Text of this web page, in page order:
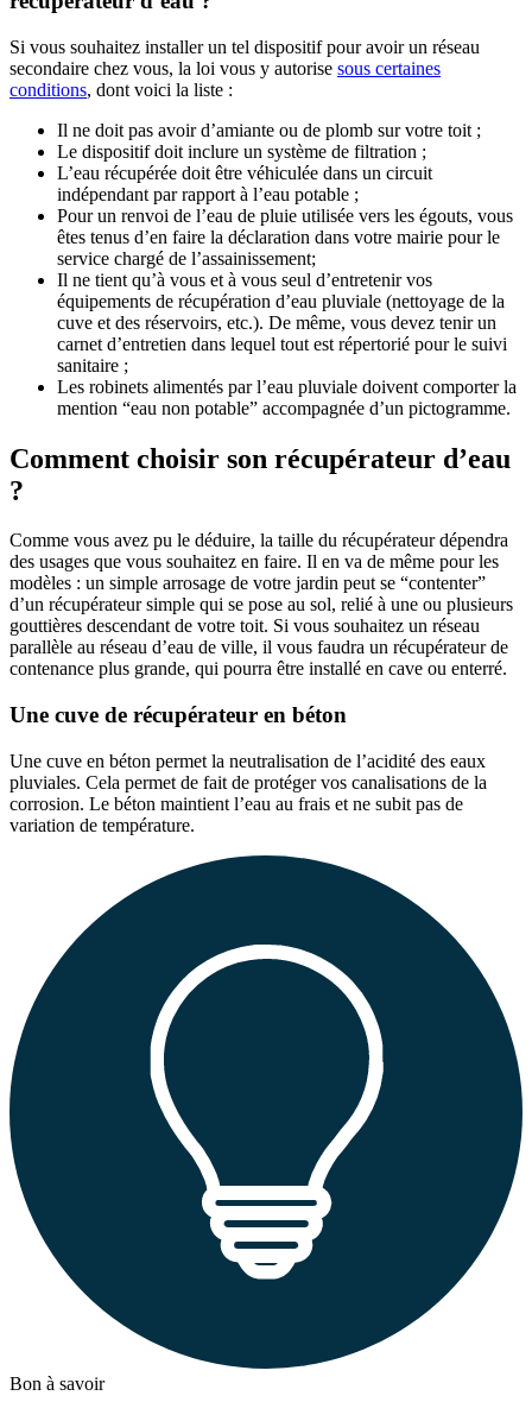
Si vous souhaitez installer un tel dispositif pour avoir un réseau
secondaire chez vous, la loi vous y autorise sous certaines
conditions, dont voici la liste :
Il ne doit pas avoir d’amiante ou de plomb sur votre toit ;
Le dispositif doit inclure un système de filtration ;
L’eau récupérée doit être véhiculée dans un circuit
indépendant par rapport à l’eau potable ;
Pour un renvoi de l’eau de pluie utilisée vers les égouts, vous
êtes tenus d’en faire la déclaration dans votre mairie pour le
service chargé de l’assainissement;
Il ne tient qu’à vous et à vous seul d’entretenir vos
équipements de récupération d’eau pluviale (nettoyage de la
cuve et des réservoirs, etc.). De même, vous devez tenir un
carnet d’entretien dans lequel tout est répertorié pour le suivi
sanitaire ;
Les robinets alimentés par l’eau pluviale doivent comporter la
mention “eau non potable” accompagnée d’un pictogramme.
Comment choisir son récupérateur d’eau
?
Comme vous avez pu le déduire, la taille du récupérateur dépendra
des usages que vous souhaitez en faire. Il en va de même pour les
modèles : un simple arrosage de votre jardin peut se “contenter”
d’un récupérateur simple qui se pose au sol, relié à une ou plusieurs
gouttières descendant de votre toit. Si vous souhaitez un réseau
parallèle au réseau d’eau de ville, il vous faudra un récupérateur de
contenance plus grande, qui pourra être installé en cave ou enterré.
Une cuve de récupérateur en béton
Une cuve en béton permet la neutralisation de l’acidité des eaux
pluviales. Cela permet de fait de protéger vos canalisations de la
corrosion. Le béton maintient l’eau au frais et ne subit pas de
variation de température.
Bon à savoir